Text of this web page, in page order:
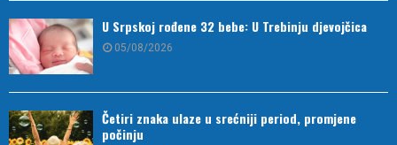
U Srpskoj rođene 32 bebe: U Trebinju djevojčica
05/08/2026
Četiri znaka ulaze u srećniji period, promjene
počinju